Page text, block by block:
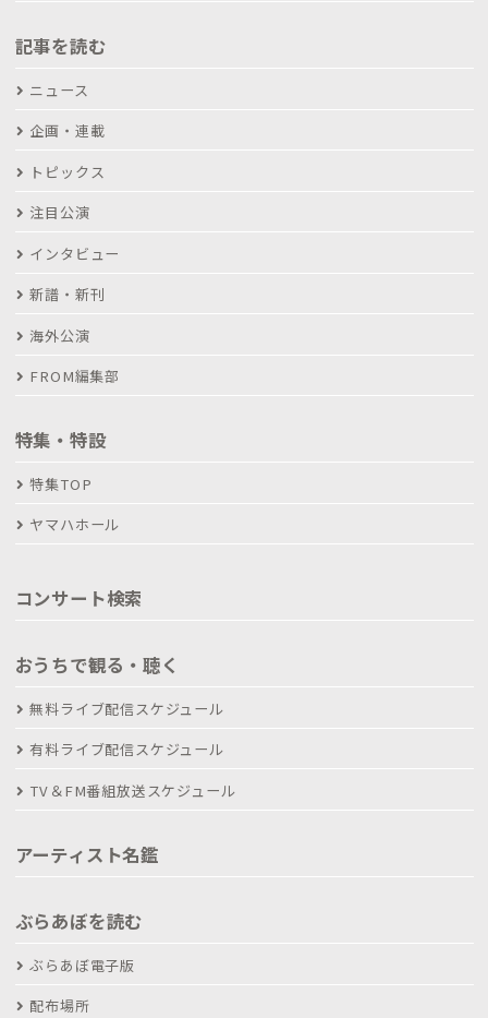
記事を読む
ニュース
企画・連載
トピックス
注目公演
インタビュー
新譜・新刊
海外公演
FROM編集部
特集・特設
特集TOP
ヤマハホール
コンサート検索
おうちで観る・聴く
無料ライブ配信スケジュール
有料ライブ配信スケジュール
TV＆FM番組放送スケジュール
アーティスト名鑑
ぶらあぼを読む
ぶらあぼ電子版
配布場所